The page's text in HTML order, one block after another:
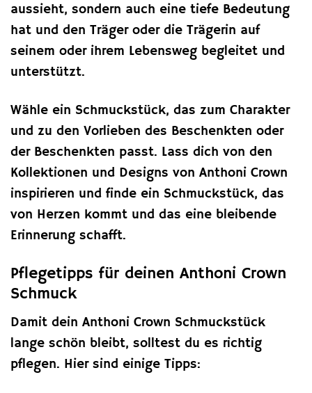
aussieht, sondern auch eine tiefe Bedeutung
hat und den Träger oder die Trägerin auf
seinem oder ihrem Lebensweg begleitet und
unterstützt.
Wähle ein Schmuckstück, das zum Charakter
und zu den Vorlieben des Beschenkten oder
der Beschenkten passt. Lass dich von den
Kollektionen und Designs von Anthoni Crown
inspirieren und finde ein Schmuckstück, das
von Herzen kommt und das eine bleibende
Erinnerung schafft.
Pflegetipps für deinen Anthoni Crown
Schmuck
Damit dein Anthoni Crown Schmuckstück
lange schön bleibt, solltest du es richtig
pflegen. Hier sind einige Tipps: